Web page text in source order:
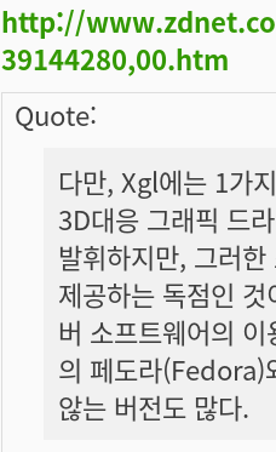
http://
39144280,00.htm
Quote:
다만, Xgl에는 1가
3D대응 그래픽 드
발휘하지만, 그러
제공하는 독점인
버 소프트웨어의
의 페도라(Fedora)
않는 버전도 많다.